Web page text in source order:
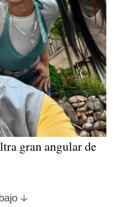
gran angular de